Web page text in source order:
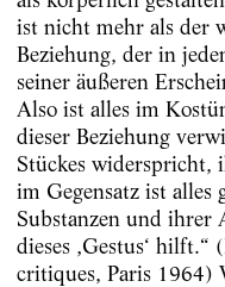
ist nicht mehr als der
Beziehung, der in
seiner äußeren
Also ist alles im
dieser Beziehung
Stückes widerspricht,
im Gegensatz ist alles
Substanzen und ihrer
dieses ‚Gestus‘ hilft.“
critiques, Paris 1964)